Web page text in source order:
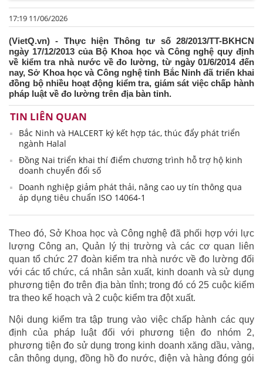
17:19 11/06/2026
(VietQ.vn) - Thực hiện Thông tư số 28/2013/TT-BKHCN
ngày 17/12/2013 của Bộ Khoa học và Công nghệ quy định
về kiểm tra nhà nước về đo lường, từ ngày 01/6/2014 đến
nay, Sở Khoa học và Công nghệ tỉnh Bắc Ninh đã triển khai
đồng bộ nhiều hoạt động kiểm tra, giám sát việc chấp hành
pháp luật về đo lường trên địa bàn tỉnh.
TIN LIÊN QUAN
Bắc Ninh và HALCERT ký kết hợp tác, thúc đẩy phát triển
ngành Halal
Đồng Nai triển khai thí điểm chương trình hỗ trợ hộ kinh
doanh chuyển đổi số
Doanh nghiệp giảm phát thải, nâng cao uy tín thông qua
áp dụng tiêu chuẩn ISO 14064-1
Theo đó, Sở Khoa học và Công nghệ đã phối hợp với lực
lượng Công an, Quản lý thị trường và các cơ quan liên
quan tổ chức 27 đoàn kiểm tra nhà nước về đo lường đối
với các tổ chức, cá nhân sản xuất, kinh doanh và sử dụng
phương tiện đo trên địa bàn tỉnh; trong đó có 25 cuộc kiểm
tra theo kế hoạch và 2 cuộc kiểm tra đột xuất.
Nội dung kiểm tra tập trung vào việc chấp hành các quy
định của pháp luật đối với phương tiện đo nhóm 2,
phương tiện đo sử dụng trong kinh doanh xăng dầu, vàng,
cân thông dụng, đồng hồ đo nước, điện và hàng đóng gói